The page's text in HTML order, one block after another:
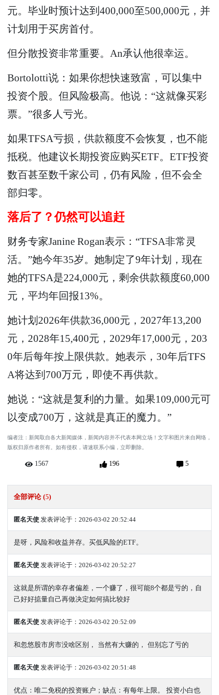
元。毕业时预计达到400,000至500,000元，并
计划用于买房首付。
但分散投资非常重要。An承认他很幸运。
Bortolotti说：如果你想快速致富，可以集中
投资个股。但风险极高。他说：“这就像买彩
票。”很多人亏光。
如果TFSA亏损，供款额度不会恢复，也不能
抵税。他建议长期投资应购买ETF。ETF投资
数百甚至数千家公司，仍有风险，但不会全
部归零。
落后了？仍然可以追赶
财务专家Janine Rogan表示：“TFSA非常灵
活。”她今年35岁。她制定了9年计划，现在
她的TFSA是224,000元，剩余供款额度60,000
元，平均年回报13%。
她计划2026年供款36,000元，2027年13,200
元，2028年15,400元，2029年17,000元，203
0年后每年按上限供款。她表示，30年后TFS
A将达到700万元，即使不再供款。
她说：“这就是复利的力量。如果109,000元可
以变成700万，这就是真正的魔力。”
编者注：新闻取自各大新闻媒体，新闻内容并不代表本网立场！文字和图片来自网络，
版权归原作者所有。如有侵权，请速联系小编，立即删除。
1567 196 5
全部评论 (5)
匿名天使 发表评论于：2026-03-02 20:52:44
是呀，风险和收益并存。买低风险的ETF。
匿名天使 发表评论于：2026-03-02 20:52:27
这就是所谓的幸存者偏差，一个赚了，很可能8个都是亏的，自
己好好掂量自己再做决定如何搞比较好
匿名天使 发表评论于：2026-03-02 20:52:09
和忽悠股市房市没啥区别， 当然有大赚的， 但别忘了亏的
匿名天使 发表评论于：2026-03-02 20:51:48
优点：唯二免税的投资账户；缺点：有每年上限。 投资小白也